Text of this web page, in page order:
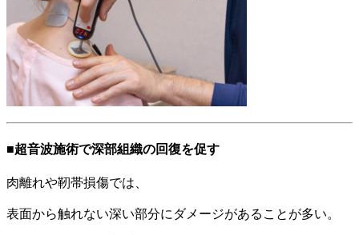
■超音波施術で深部組織の回復を促す
肉離れや靭帯損傷では、
表面から触れない深い部分にダメージがあることが多い。